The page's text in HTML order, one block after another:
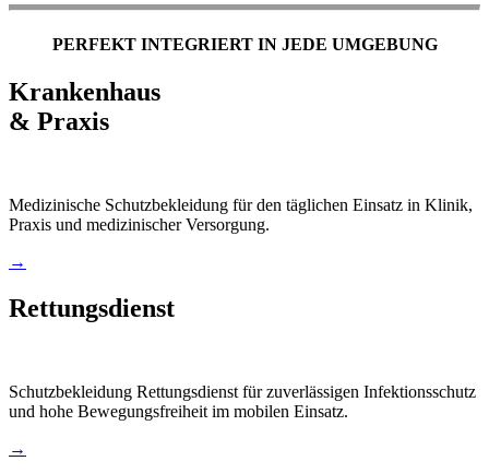
PERFEKT INTEGRIERT IN JEDE UMGEBUNG
Krankenhaus
& Praxis
Medizinische Schutzbekleidung für den täglichen Einsatz in Klinik,
Praxis und medizinischer Versorgung.
→
Rettungsdienst
Schutzbekleidung Rettungsdienst für zuverlässigen Infektionsschutz
und hohe Bewegungsfreiheit im mobilen Einsatz.
→